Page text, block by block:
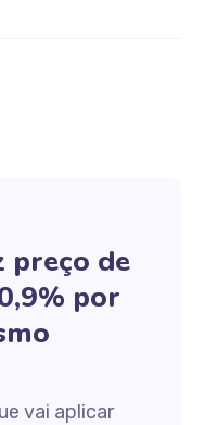
preço de
por
vai aplicar